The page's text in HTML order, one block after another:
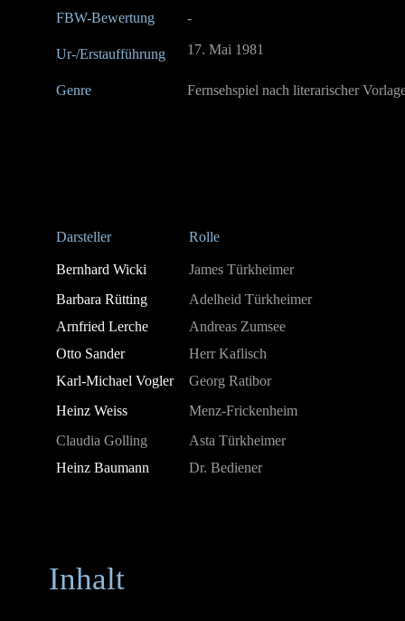
FBW-Bewertung -
Ur-/Erstaufführung 17. Mai 1981
Genre Fernsehspiel nach literarischer
Darsteller Rolle
Bernhard Wicki
James Türkheimer
Barbara Rütting
Adelheid Türkheimer
Arnfried Lerche
Andreas Zumsee
Otto Sander
Herr Kaflisch
Karl-Michael Vogler
Georg Ratibor
Heinz Weiss
Menz-Frickenheim
Claudia Golling
Asta Türkheimer
Heinz Baumann
Dr. Bediener
Inhalt